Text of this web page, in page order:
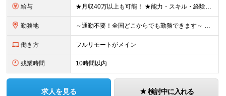
給与 ★月収40万以上も可能！ ★能力・スキル・経験を考慮した年収額を設定します ★年功序列ではなく、チャレンジを評価して給与に反映！ ■月給20万円～40万円＋決算賞与 ※経験・スキルを考慮のうえ決定し
勤務地 ～通勤不要！全国どこからでも勤務できます～ ■完全在宅勤務のため、業務はご自宅で行っていただきます 【本社】 東京都港区南青山3-8-40 青山センタービル2階 ※変更の範囲：上記を除く当社関連勤
働き方 フルリモートがメイン
残業時間 10時間以内
求人を見る 検討中に入れる